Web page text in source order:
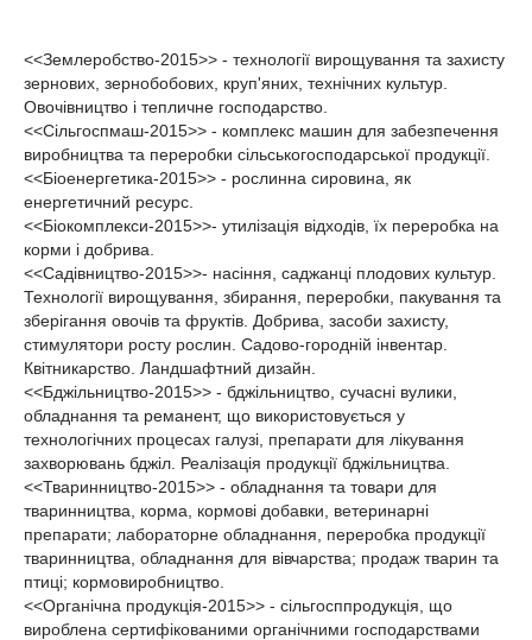
<<Землеробство-2015>> - технології вирощування та захисту
зернових, зернобобових, круп'яних, технічних культур.
Овочівництво і тепличне господарство.
<<Сільгоспмаш-2015>> - комплекс машин для забезпечення
виробництва та переробки сільськогосподарської продукції.
<<Біоенергетика-2015>> - рослинна сировина, як
енергетичний ресурс.
<<Біокомплекси-2015>>- утилізація відходів, їх переробка на
корми і добрива.
<<Садівництво-2015>>- насіння, саджанці плодових культур.
Технології вирощування, збирання, переробки, пакування та
зберігання овочів та фруктів. Добрива, засоби захисту,
стимулятори росту рослин. Садово-городній інвентар.
Квітникарство. Ландшафтний дизайн.
<<Бджільництво-2015>> - бджільництво, сучасні вулики,
обладнання та реманент, що використовується у
технологічних процесах галузі, препарати для лікування
захворювань бджіл. Реалізація продукції бджільництва.
<<Тваринництво-2015>> - обладнання та товари для
тваринництва, корма, кормові добавки, ветеринарні
препарати; лабораторне обладнання, переробка продукції
тваринництва, обладнання для вівчарства; продаж тварин та
птиці; кормовиробництво.
<<Органічна продукція-2015>> - сільгосппродукція, що
вироблена сертифікованими органічними господарствами